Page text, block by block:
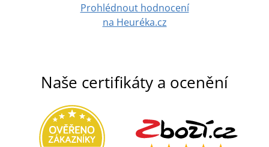
Prohlédnout hodnocení
na Heuréka.cz
Naše certifikáty a ocenění